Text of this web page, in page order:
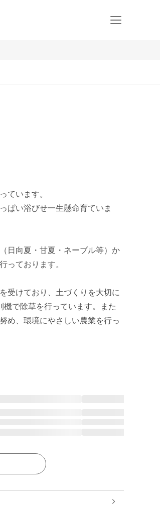
ています。
ぱい浴びせ一生懸命育ていま
日向夏・甘夏・ネーブル等）か
っております。
受けており、土づくりを大切に
で除草を行っています。また
め、環境にやさしい農業を行っ